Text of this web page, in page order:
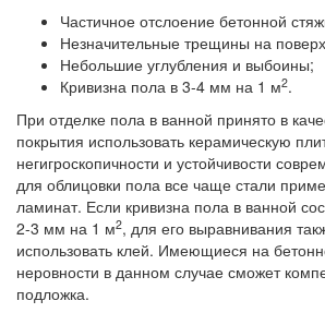
Частичное отслоение бетонной
Незначительные трещины на
Небольшие углубления и выбоины;
Кривизна пола в 3-4 мм на 1 м2.
При отделке пола в ванной принято в
покрытия использовать керамическую
негигроскопичности и устойчивости
для облицовки пола все чаще стали
ламинат. Если кривизна пола в ванной
2-3 мм на 1 м2, для его выравнивания
использовать клей. Имеющиеся на
неровности в данном случае сможет
подложка.